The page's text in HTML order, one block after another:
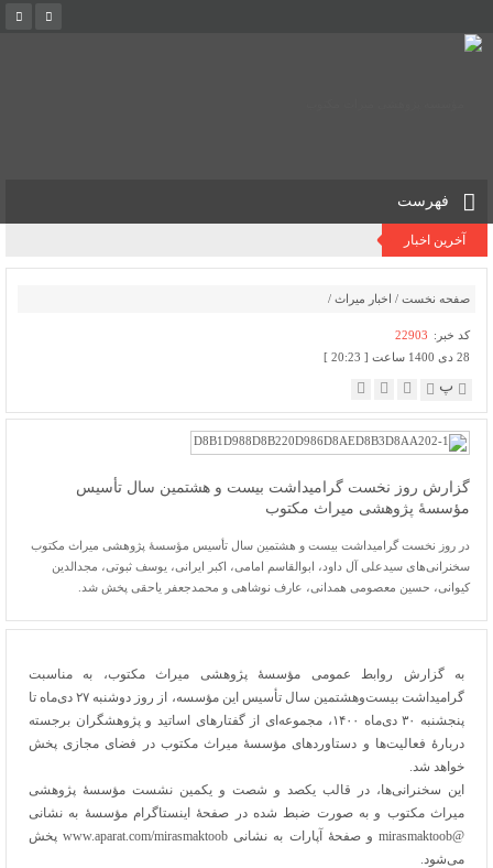
فهرست
آخرین اخبار
صفحه نخست / اخبار میراث /
کد خبر: 22903
28 دی 1400 ساعت [ 20:23 ]
پ
گزارش روز نخست گرامیداشت بیست و هشتمین سال تأسیس
مؤسسۀ پژوهشی میراث مکتوب
در روز نخست گرامیداشت بیست و هشتمین سال تأسیس مؤسسۀ پژوهشی میراث مکتوب
سخنرانی‌های سیدعلی آل داود، ابوالقاسم امامی، اکبر ایرانی، یوسف ثبوتی، مجدالدین
کیوانی، حسین معصومی همدانی، عارف نوشاهی و محمدجعفر یاحقی پخش شد.
به گزارش روابط عمومی مؤسسۀ پژوهشی میراث مکتوب، به مناسبت
گرامیداشت بیست‌وهشتمین سال تأسیس این مؤسسه، از روز دوشنبه ۲۷ دی‌ماه تا
پنجشنبه ۳۰ دی‌ماه ۱۴۰۰، مجموعه‌ای از گفتارهای اساتید و پژوهشگران برجسته
دربارۀ فعالیت‌ها و دستاوردهای مؤسسۀ میراث مکتوب در فضای مجازی پخش
خواهد شد.
این سخنرانی‌ها، در قالب یکصد و شصت و یکمین نشست مؤسسۀ پژوهشی
میراث مکتوب و به صورت ضبط شده در صفحۀ اینستاگرام مؤسسۀ به نشانی
@
mirasmaktoobو صفحۀ آپارات به نشانی www.aparat.com/mirasmaktoobپخش
می‌شود.